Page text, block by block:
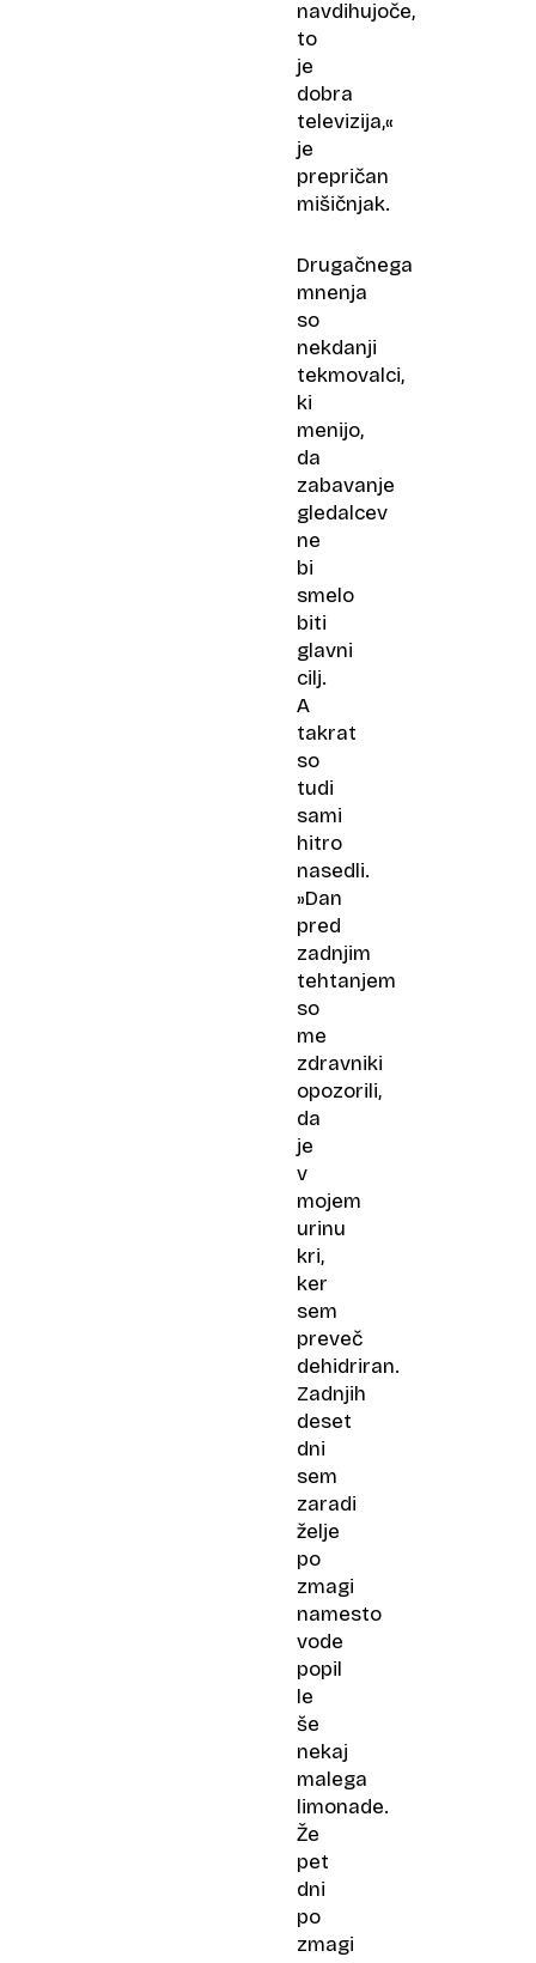
navdihujoče,
to
je
dobra
televizija,«
je
prepričan
mišičnjak.
Drugačnega
mnenja
so
nekdanji
tekmovalci,
ki
menijo,
da
zabavanje
gledalcev
ne
bi
smelo
biti
glavni
cilj.
A
takrat
so
tudi
sami
hitro
nasedli.
»Dan
pred
zadnjim
tehtanjem
so
me
zdravniki
opozorili,
da
je
v
mojem
urinu
kri,
ker
sem
preveč
dehidriran.
Zadnjih
deset
dni
sem
zaradi
želje
po
zmagi
namesto
vode
popil
le
še
nekaj
malega
limonade.
Že
pet
dni
po
zmagi